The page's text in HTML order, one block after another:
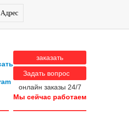
Адрес
заказать
Задать вопрос
онлайн заказы 24/7
Мы сейчас работаем